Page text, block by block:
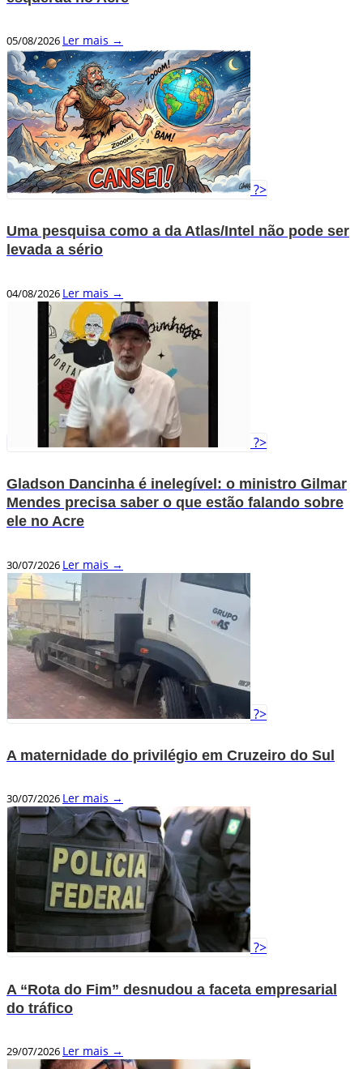
05/08/2026 Ler mais →
?>
Uma pesquisa como a da Atlas/Intel não pode ser
levada a sério
04/08/2026 Ler mais →
?>
Gladson Dancinha é inelegível: o ministro Gilmar
Mendes precisa saber o que estão falando sobre
ele no Acre
30/07/2026 Ler mais →
?>
A maternidade do privilégio em Cruzeiro do Sul
30/07/2026 Ler mais →
?>
A “Rota do Fim” desnudou a faceta empresarial
do tráfico
29/07/2026 Ler mais →